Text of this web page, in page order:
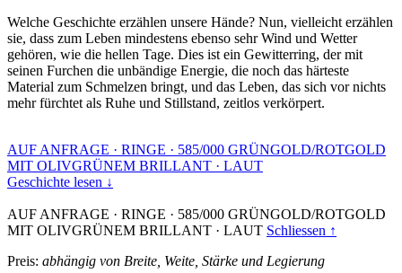
Welche Geschichte erzählen unsere Hände? Nun, vielleicht erzählen
sie, dass zum Leben mindestens ebenso sehr Wind und Wetter
gehören, wie die hellen Tage. Dies ist ein Gewitterring, der mit
seinen Furchen die unbändige Energie, die noch das härteste
Material zum Schmelzen bringt, und das Leben, das sich vor nichts
mehr fürchtet als Ruhe und Stillstand, zeitlos verkörpert.
AUF ANFRAGE · RINGE · 585/000 GRÜNGOLD/ROTGOLD
MIT OLIVGRÜNEM BRILLANT · LAUT
Geschichte lesen ↓
AUF ANFRAGE · RINGE · 585/000 GRÜNGOLD/ROTGOLD
MIT OLIVGRÜNEM BRILLANT · LAUT Schliessen ↑
Preis: abhängig von Breite, Weite, Stärke und Legierung